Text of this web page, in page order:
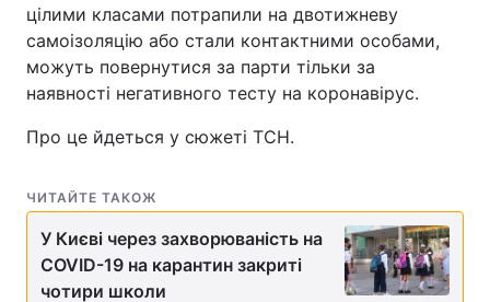
Україна Політика
Спорт Наука
Зброя
Здоров'я Туризм
цілими класами потрапили на двотижневу
самоізоляцію або стали контактними особами,
можуть повернутися за парти тільки за
наявності негативного тесту на коронавірус.
Про це йдеться у сюжеті ТСН.
ЧИТАЙТЕ ТАКОЖ
У Києві через захворюваність на
COVID-19 на карантин закриті
чотири школи